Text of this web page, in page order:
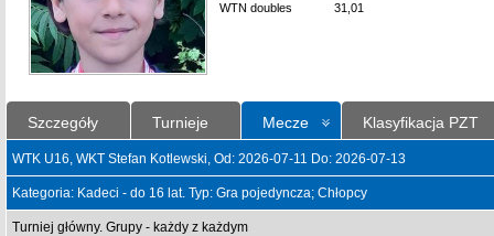
WTN doubles
31,01
Szczegóły Turnieje Mecze Klasyfikacja PZT
WTK U16, WKT Stefan Kotlewski, Od: 2026-07-11 Do: 2026-07-13
Kategoria: Kadeci - do 16 lat. Typ: Gra pojedyncza; Chłopcy
Turniej główny. Grupy - każdy z każdym